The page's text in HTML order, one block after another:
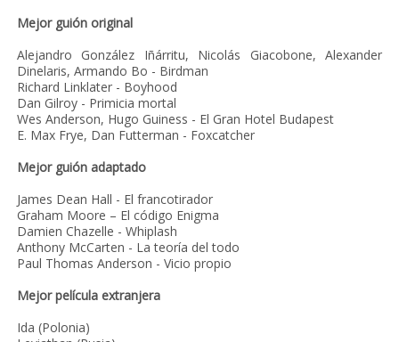
Mejor guión original
Alejandro González Iñárritu, Nicolás Giacobone, Alexander
Dinelaris, Armando Bo - Birdman
Richard Linklater - Boyhood
Dan Gilroy - Primicia mortal
Wes Anderson, Hugo Guiness - El Gran Hotel Budapest
E. Max Frye, Dan Futterman - Foxcatcher
Mejor guión adaptado
James Dean Hall - El francotirador
Graham Moore – El código Enigma
Damien Chazelle - Whiplash
Anthony McCarten - La teoría del todo
Paul Thomas Anderson - Vicio propio
Mejor película extranjera
Ida (Polonia)